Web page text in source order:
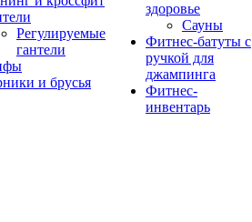
Регулируемые
гантели
и брусья
здоровье
Сауны
Фитнес-батуты с
ручкой для
джампинга
Фитнес-
инвентарь